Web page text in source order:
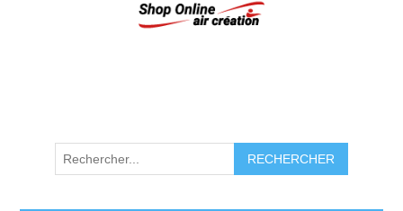
RECHERCHER